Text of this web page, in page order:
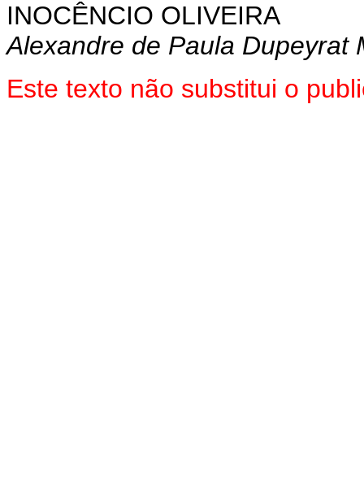
INOCÊNCIO OLIVEIRA
Alexandre de Paula Dupeyrat
Este texto não substitui o